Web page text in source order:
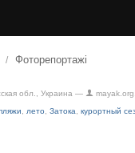
Фоторепортажі
обл., Украина —
лето Затока курортный